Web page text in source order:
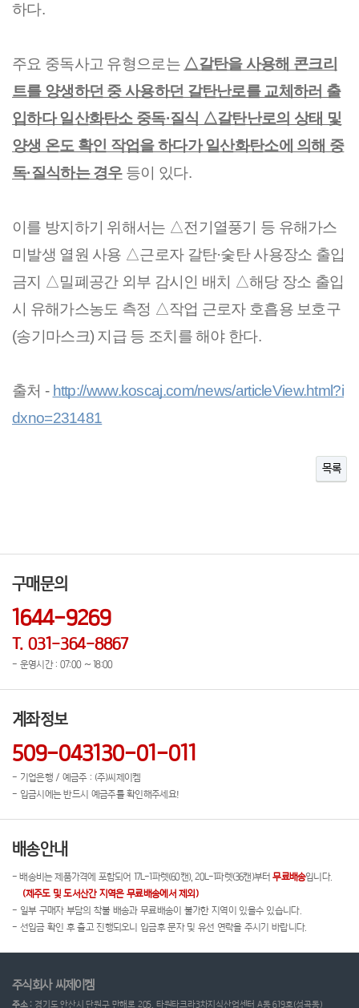
하다.
주요 중독사고 유형으로는 △갈탄을 사용해 콘크리
트를 양생하던 중 사용하던 갈탄난로를 교체하러 출
입하다 일산화탄소 중독·질식 △갈탄난로의 상태 및
양생 온도 확인 작업을 하다가 일산화탄소에 의해 중
독·질식하는 경우 등이 있다.
이를 방지하기 위해서는 △전기열풍기 등 유해가스
미발생 열원 사용 △근로자 갈탄·숯탄 사용장소 출입
금지 △밀폐공간 외부 감시인 배치 △해당 장소 출입
시 유해가스농도 측정 △작업 근로자 호흡용 보호구
(송기마스크) 지급 등 조치를 해야 한다.
출처 - http://www.koscaj.com/news/articleView.html?i
dxno=231481
목록
구매문의
1644-9269
T. 031-364-8867
- 운영시간 : 07:00 ~ 18:00
계좌정보
509-043130-01-011
- 기업은행 / 예금주 : (주)씨제이켐
- 입금시에는 반드시 예금주를 확인해주세요!
배송안내
- 배송비는 제품가격에 포함되어 17L-1파렛(60캔), 20L-1파렛(36캔)부터무료배송입니다.
(제주도 및 도서산간 지역은 무료배송에서 제외)
- 일부 구매자 부담의 착불 배송과 무료배송이 불가한 지역이 있을수 있습니다.
- 선입금 확인 후 출고 진행되오니 입금후 문자 및 유선 연락을 주시기 바랍니다.
주식회사 씨제이켐
주소 : 경기도 안산시 단원구 만해로 205, 타원타크라3차지식산업센터 A동 619호(성곡동)